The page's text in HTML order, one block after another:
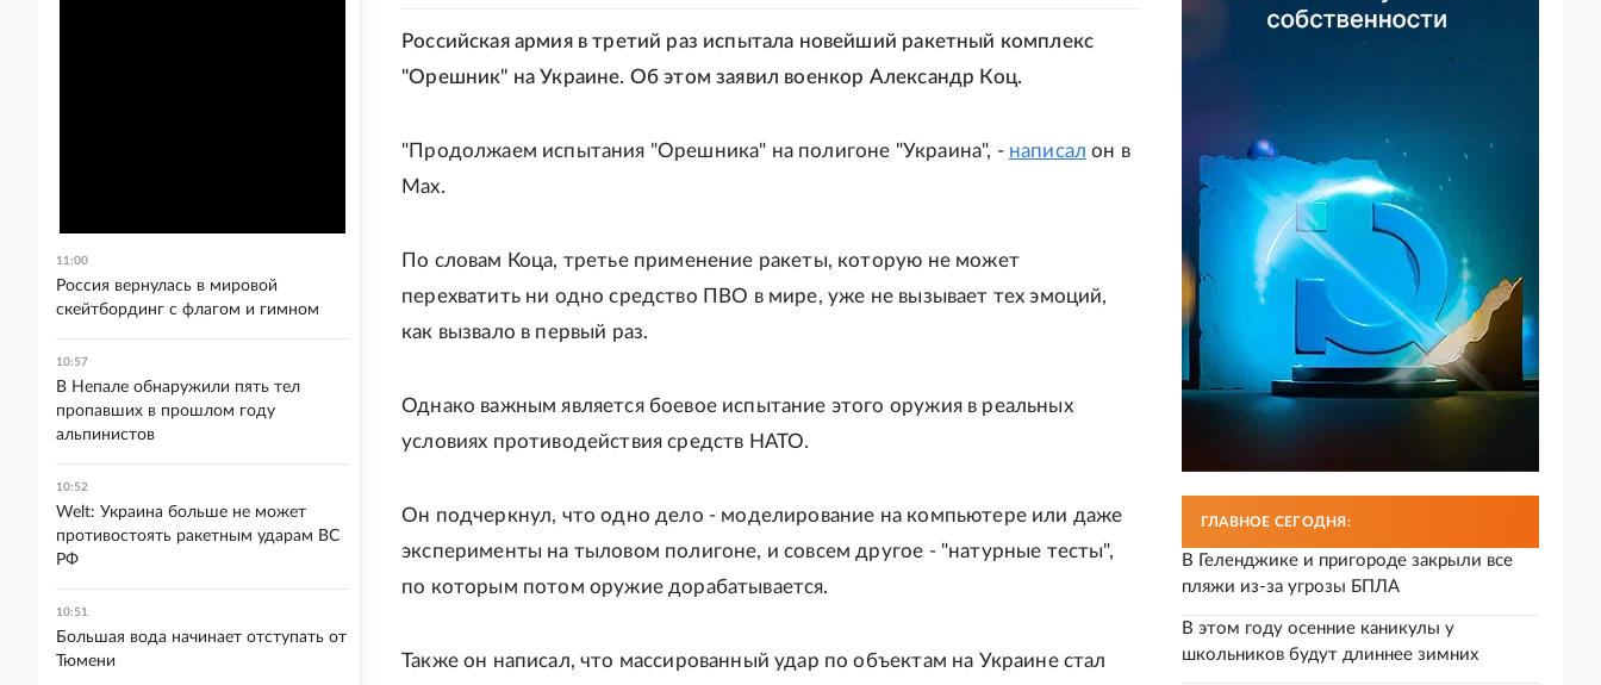
Российская армия в третий раз испытала новейший ракетный комплекс
"Орешник" на Украине. Об этом заявил военкор Александр Коц.
"Продолжаем испытания "Орешника" на полигоне "Украина", - написал он в
Max.
По словам Коца, третье применение ракеты, которую не может
перехватить ни одно средство ПВО в мире, уже не вызывает тех эмоций,
как вызвало в первый раз.
Однако важным является боевое испытание этого оружия в реальных
условиях противодействия средств НАТО.
Он подчеркнул, что одно дело - моделирование на компьютере или даже
эксперименты на тыловом полигоне, и совсем другое - "натурные тесты",
по которым потом оружие дорабатывается.
Также он написал, что массированный удар по объектам на Украине стал
ГЛАВНОЕ СЕГОДНЯ:
В Геленджике и пригороде закрыли все
пляжи из-за угрозы БПЛА
В этом году осенние каникулы у
школьников будут длиннее зимних
11:00
Россия вернулась в мировой
скейтбординг с флагом и гимном
10:57
В Непале обнаружили пять тел
пропавших в прошлом году
альпинистов
10:52
Welt: Украина больше не может
противостоять ракетным ударам ВС
РФ
10:51
Большая вода начинает отступать от
Тюмени